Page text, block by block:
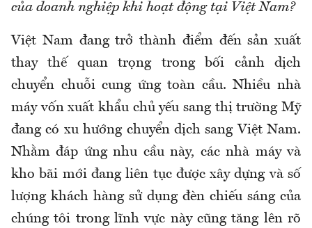
của doanh nghiệp khi hoạt động tại Việt Nam?
Việt Nam đang trở thành điểm đến sản xuất
thay thế quan trọng trong bối cảnh dịch
chuyển chuỗi cung ứng toàn cầu. Nhiều nhà
máy vốn xuất khẩu chủ yếu sang thị trường Mỹ
đang có xu hướng chuyển dịch sang Việt Nam.
Nhằm đáp ứng nhu cầu này, các nhà máy và
kho bãi mới đang liên tục được xây dựng và số
lượng khách hàng sử dụng đèn chiếu sáng của
chúng tôi trong lĩnh vực này cũng tăng lên rõ